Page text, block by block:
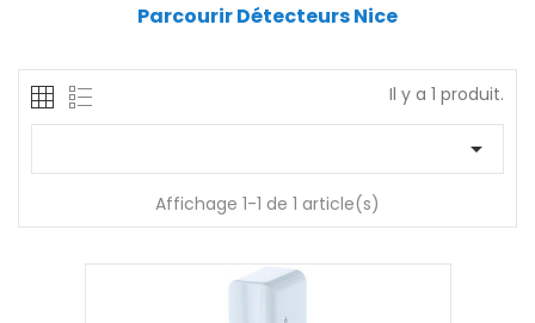
Parcourir Détecteurs Nice
Il y a 1 produit.

Affichage 1-1 de 1 article(s)